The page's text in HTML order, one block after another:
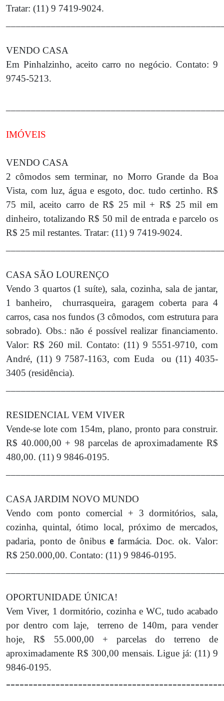
Tratar: (11) 9 7419-9024.
VENDO CASA
Em Pinhalzinho, aceito carro no negócio. Contato: 9
9745-5213.
IMÓVEIS
VENDO CASA
2 cômodos sem terminar, no Morro Grande da Boa
Vista, com luz, água e esgoto, doc. tudo certinho. R$
75 mil, aceito carro de R$ 25 mil + R$ 25 mil em
dinheiro, totalizando R$ 50 mil de entrada e parcelo os
R$ 25 mil restantes. Tratar: (11) 9 7419-9024.
CASA SÃO LOURENÇO
Vendo 3 quartos (1 suíte), sala, cozinha, sala de jantar,
1 banheiro, churrasqueira, garagem coberta para 4
carros, casa nos fundos (3 cômodos, com estrutura para
sobrado). Obs.: não é possível realizar financiamento.
Valor: R$ 260 mil. Contato: (11) 9 5551-9710, com
André, (11) 9 7587-1163, com Euda ou (11) 4035-
3405 (residência).
RESIDENCIAL VEM VIVER
Vende-se lote com 154m, plano, pronto para construir.
R$ 40.000,00 + 98 parcelas de aproximadamente R$
480,00. (11) 9 9846-0195.
CASA JARDIM NOVO MUNDO
Vendo com ponto comercial + 3 dormitórios, sala,
cozinha, quintal, ótimo local, próximo de mercados,
padaria, ponto de ônibus e farmácia. Doc. ok. Valor:
R$ 250.000,00. Contato: (11) 9 9846-0195.
OPORTUNIDADE ÚNICA!
Vem Viver, 1 dormitório, cozinha e WC, tudo acabado
por dentro com laje,
terreno de 140m, para vender
hoje, R$ 55.000,00 + parcelas do terreno de
aproximadamente R$ 300,00 mensais. Ligue já: (11) 9
9846-0195.